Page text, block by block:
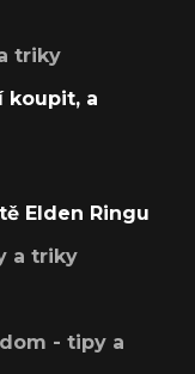
triky
koupit, a
Elden Ringu
a triky
- tipy a